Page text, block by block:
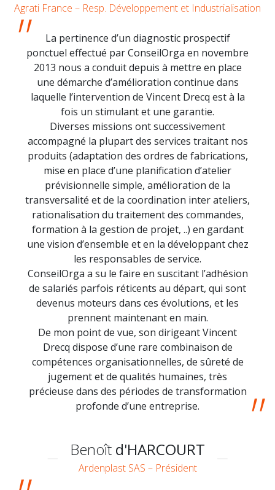
Agrati France – Resp. Développement et Industrialisation
La pertinence d’un diagnostic prospectif
ponctuel effectué par ConseilOrga en novembre
2013 nous a conduit depuis à mettre en place
une démarche d’amélioration continue dans
laquelle l’intervention de Vincent Drecq est à la
fois un stimulant et une garantie.
Diverses missions ont successivement
accompagné la plupart des services traitant nos
produits (adaptation des ordres de fabrications,
mise en place d’une planification d’atelier
prévisionnelle simple, amélioration de la
transversalité et de la coordination inter ateliers,
rationalisation du traitement des commandes,
formation à la gestion de projet, ..) en gardant
une vision d’ensemble et en la développant chez
les responsables de service.
ConseilOrga a su le faire en suscitant l’adhésion
de salariés parfois réticents au départ, qui sont
devenus moteurs dans ces évolutions, et les
prennent maintenant en main.
De mon point de vue, son dirigeant Vincent
Drecq dispose d’une rare combinaison de
compétences organisationnelles, de sûreté de
jugement et de qualités humaines, très
précieuse dans des périodes de transformation
profonde d’une entreprise.
Benoît d'HARCOURT
Ardenplast SAS – Président